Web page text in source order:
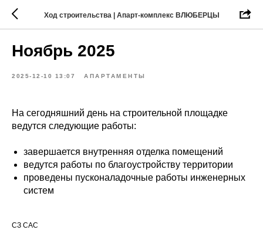
Ход строительства | Апарт-комплекс ВЛЮБЕРЦЫ
Ноябрь 2025
2025-12-10 13:07 АПАРТАМЕНТЫ
На сегодняшний день на строительной площадке
ведутся следующие работы:
завершается внутренняя отделка помещений
ведутся работы по благоустройству территории
проведены пусконаладочные работы инженерных
систем
СЗ САС